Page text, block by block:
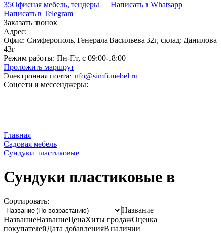
35Офисная мебель, тендеры
Написать в Whatsapp
Написать в Telegram
Заказать звонок
Адрес:
Офис: Симферополь, Генерала Васильева 32г, склад: Данилова
43г
Режим работы: Пн-Пт, с 09:00-18:00
Проложить маршрут
Электронная почта: info@simfi-mebel.ru
Соцсети и мессенджеры:
Главная
Садовая мебель
Сундуки пластиковые
Сундуки пластиковые в
Сортировать:
Название
НазваниеНазваниеЦенаХиты продажОценка
покупателейДата добавленияВ наличии